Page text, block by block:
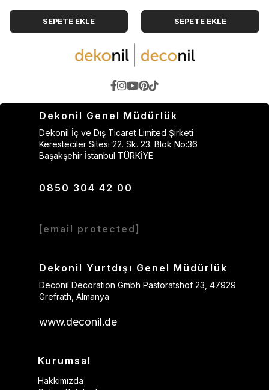
SEPETE EKLE SEPETE EKLE
Dekonil Genel Müdürlük
Dekonil İç ve Dış Ticaret Limited Şirketi
Keresteciler Sitesi 22. Sk. 23. Blok No:36
Başakşehir İstanbul TÜRKİYE
0850 304 42 00
[email protected]
Dekonil Yurtdışı Genel Müdürlük
Deconil Decoration Gmbh Pastoratshof 23, 47929
Grefrath, Almanya
www.deconil.de
Kurumsal
Hakkımızda